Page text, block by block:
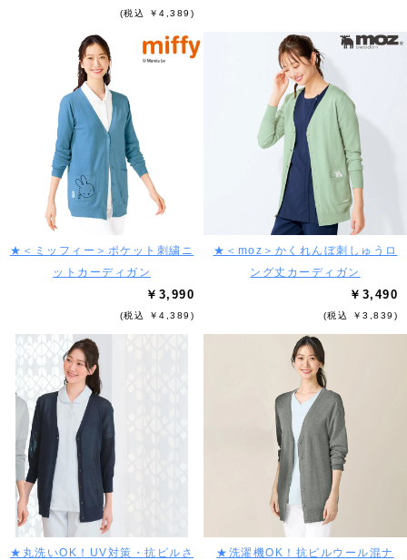
(税込 ￥4,389)
★＜ミッフィー＞ポケット刺繍ニ
ットカーディガン
￥3,990
(税込 ￥4,389)
★＜moz＞かくれんぼ刺しゅうロ
ング丈カーディガン
￥3,490
(税込 ￥3,839)
★丸洗いOK！UV対策・抗ピルさ
★洗濯機OK！抗ピルウール混ナ